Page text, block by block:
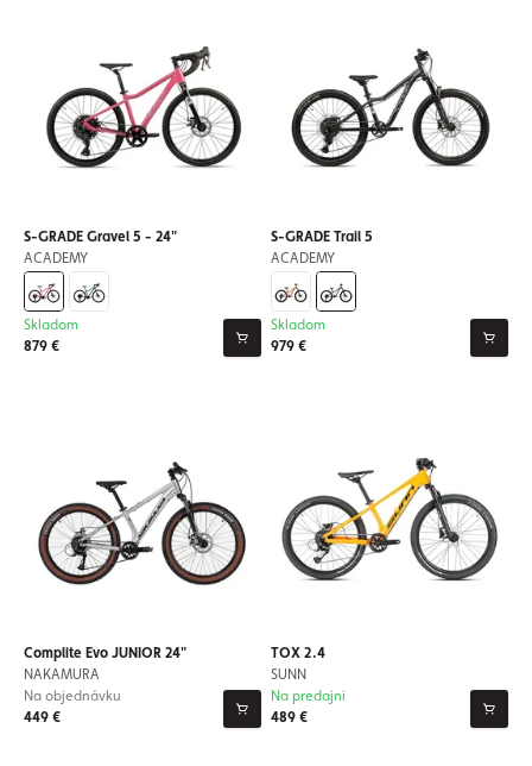
S-GRADE Gravel 5 - 24"
ACADEMY
879 €
Skladom
S-GRADE Trail 5
ACADEMY
979 €
Skladom
Complite Evo JUNIOR 24"
NAKAMURA
449 €
Na objednávku
TOX 2.4
SUNN
489 €
Na predajni